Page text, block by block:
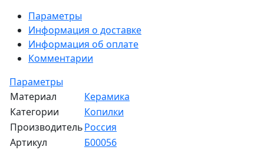
Параметры
Информация о доставке
Информация об оплате
Комментарии
Параметры
Материал
Керамика
Категории
Копилки
ПроизводительРоссия
Артикул
Б00056